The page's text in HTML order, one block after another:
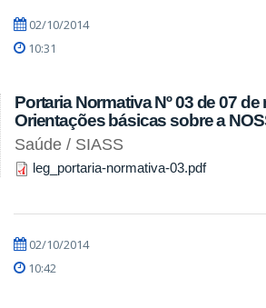
02/10/2014
10:31
Portaria Normativa Nº 03 de 07 de
Orientações básicas sobre a
Saúde / SIASS
leg_portaria-normativa-03.pdf
02/10/2014
10:42